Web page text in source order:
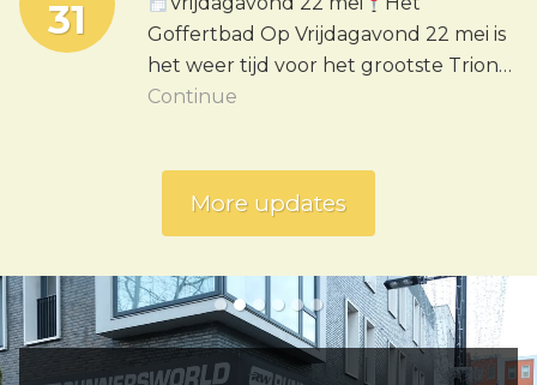
31
Goffertbad Op Vrijdagavond 22 mei is
het weer tijd voor het grootste Trion…
Continue
More updates